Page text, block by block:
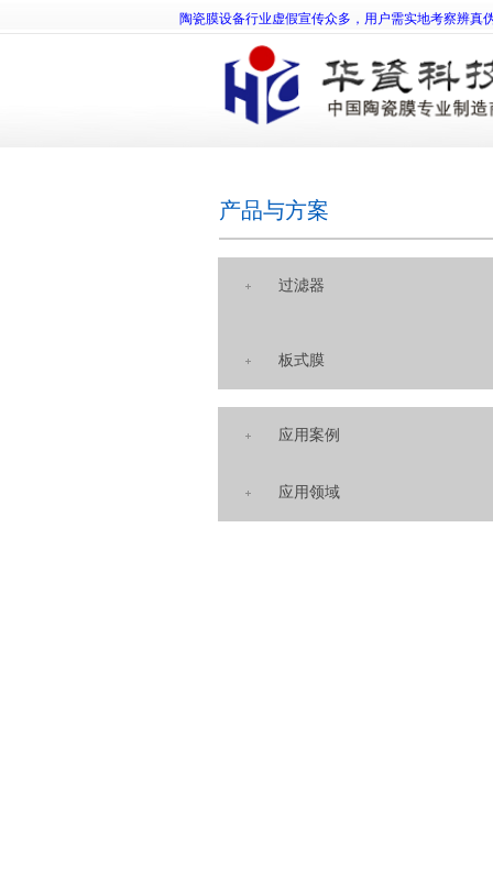
陶瓷膜设备行业虚假宣传众多，用户需实地考察辨真
产品与方案
过滤器
板式膜
应用案例
应用领域